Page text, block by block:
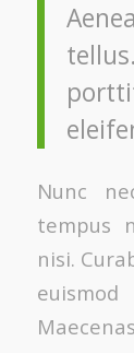
Nunc
tempus
nisi.